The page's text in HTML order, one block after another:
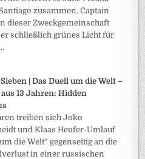
zusammen. Captain
dieser Zweckgemeinschaft
schließlich grünes Licht für
| Das Duell um die Welt –
aus 13 Jahren: Hidden
treiben sich Joko
und Klaas Heufer-Umlauf
die Welt“ gegenseitig an die
in einer russischen